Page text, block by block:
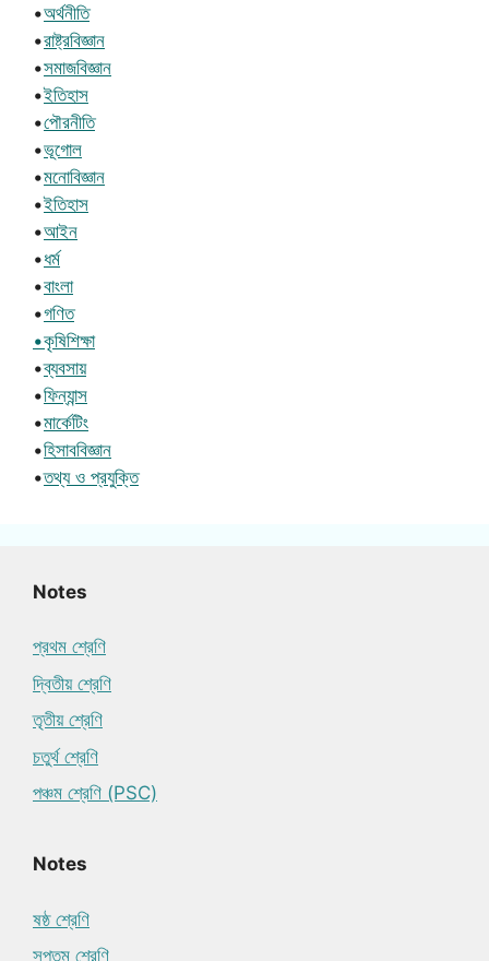
•অর্থনীতি
•রাষ্ট্রবিজ্ঞান
•সমাজবিজ্ঞান
•ইতিহাস
•পৌরনীতি
•ভূগোল
•মনোবিজ্ঞান
•ইতিহাস
•আইন
•ধর্ম
•বাংলা
•গণিত
•কৃষিশিক্ষা
•ব্যবসায়
•ফিন্যান্স
•মার্কেটিং
•হিসাববিজ্ঞান
•তথ্য ও প্রযুক্তি
Notes
প্রথম শ্রেণি
দ্বিতীয় শ্রেণি
তৃতীয় শ্রেণি
চতুর্থ শ্রেণি
পঞ্চম শ্রেণি (PSC)
Notes
ষষ্ঠ শ্রেণি
সপ্তম শ্রেণি